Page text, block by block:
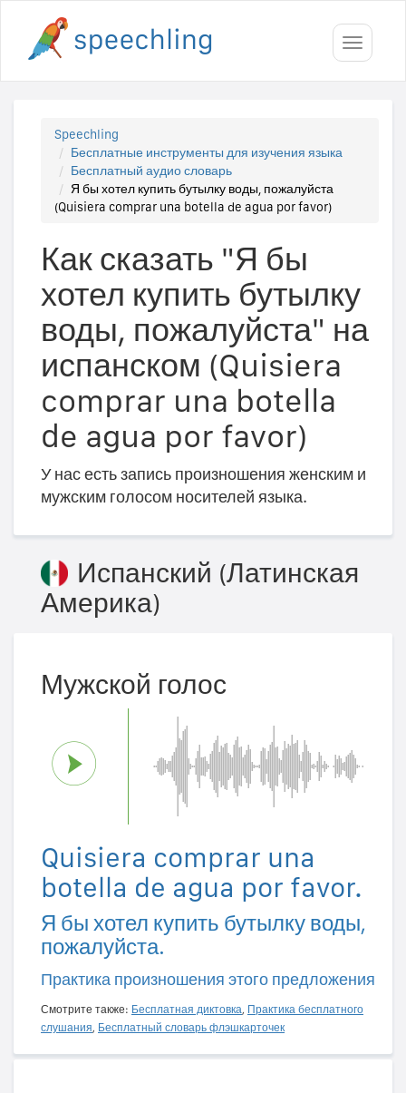
Toggle
Speechling
Бесплатные инструменты для изучения языка
Бесплатный аудио словарь
Я бы хотел купить бутылку воды, пожалуйста
(Quisiera comprar una botella de agua por favor)
Как сказать "Я бы
хотел купить бутылку
воды, пожалуйста" на
испанском (Quisiera
comprar una botella
de agua por favor)
У нас есть запись произношения женским и
мужским голосом носителей языка.
Испанский (Латинская
Америка)
Мужской голос
Quisiera comprar una
botella de agua por favor.
Я бы хотел купить бутылку воды,
пожалуйста.
Практика произношения этого предложения
Смотрите также: Бесплатная диктовка, Практика бесплатного
слушания, Бесплатный словарь флэшкарточек